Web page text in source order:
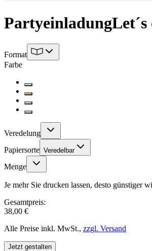
Partyeinladung
Format
Farbe
Veredelung
Papiersorte Veredelbar
Menge
Je mehr Sie drucken lassen, desto günstiger
Gesamtpreis:
38,00 €
Alle Preise inkl. MwSt., zzgl. Versand
Jetzt gestalten